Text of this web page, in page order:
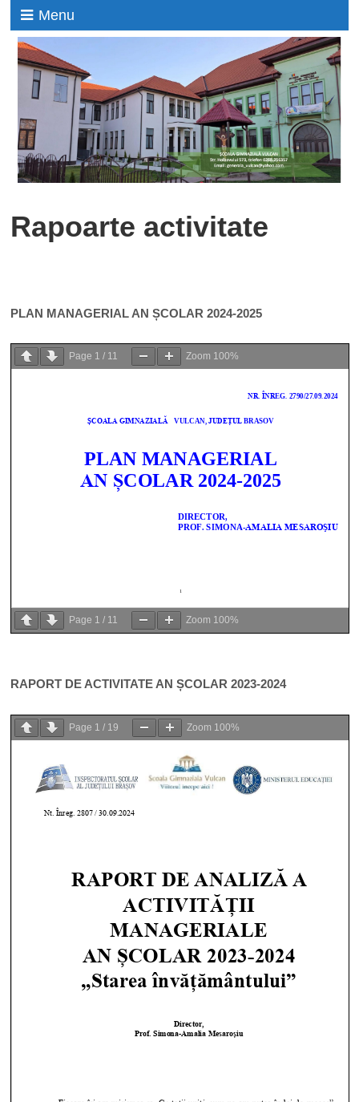
Menu
Rapoarte activitate
PLAN MANAGERIAL AN ȘCOLAR 2024-2025
Page 1 / 11 Zoom 100%
Page 1 / 11 Zoom 100%
RAPORT DE ACTIVITATE AN ȘCOLAR 2023-2024
Page 1 / 19 Zoom 100%